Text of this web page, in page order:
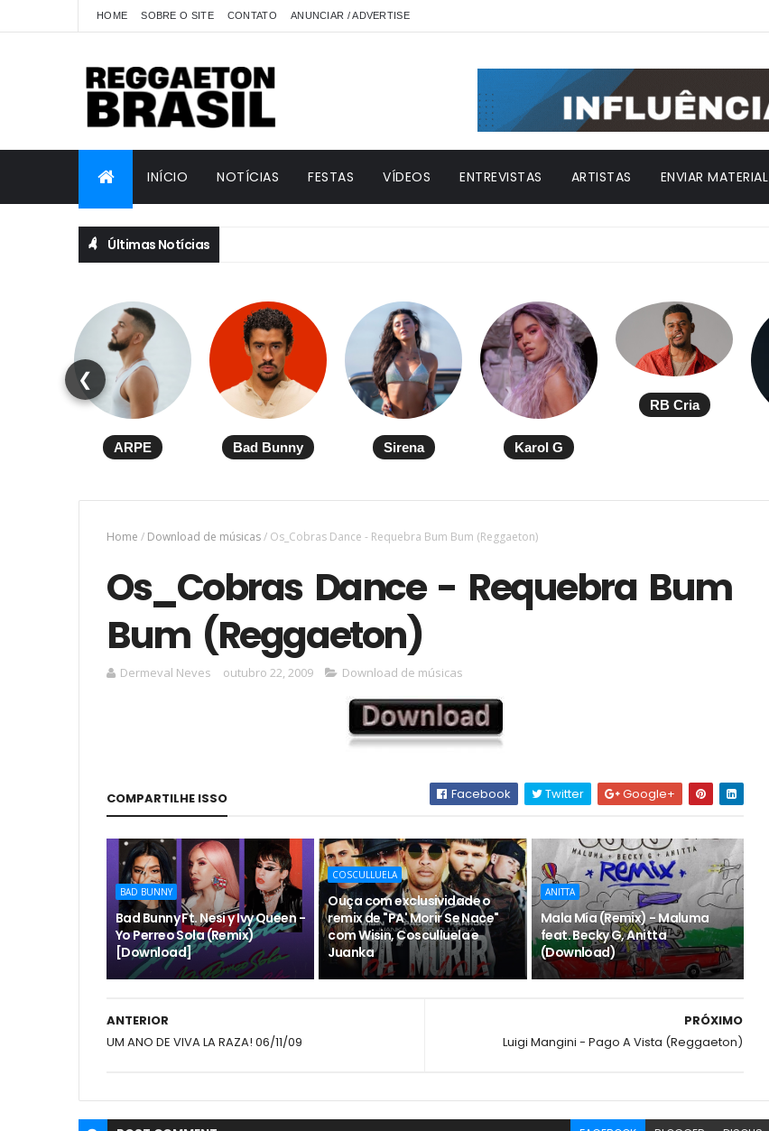
HOME SOBRE O SITE CONTATO ANUNCIAR / ADVERTISE
INÍCIO NOTÍCIAS FESTAS VÍDEOS ENTREVISTAS ARTISTAS ENVIAR MATERIAL
Últimas Notícias
❮
ARPE Bad Bunny Sirena Karol G
RB Cria
Home / Download de músicas/ Os_Cobras Dance - Requebra Bum Bum (Reggaeton)
Os_Cobras Dance - Requebra Bum
Bum (Reggaeton)
Dermeval Neves outubro 22, 2009 Download de músicas
COMPARTILHE ISSO Facebook Twitter Google+
BAD BUNNY
Bad Bunny Ft. Nesi y Ivy Queen -
Yo Perreo Sola (Remix)
[Download]
COSCULLUELA
Ouça com exclusividade o
remix de "PA' Morir Se Nace"
com Wisin, Cosculluela e
Juanka
ANITTA
Mala Mía (Remix) - Maluma
feat. Becky G, Anitta
(Download)
PRÓXIMO
Luigi Mangini - Pago A Vista (Reggaeton)
ANTERIOR
UM ANO DE VIVA LA RAZA! 06/11/09